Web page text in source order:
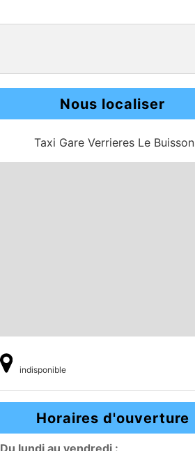
Nous localiser
Taxi Gare Verrieres Le Buisson
indisponible
Horaires d'ouverture